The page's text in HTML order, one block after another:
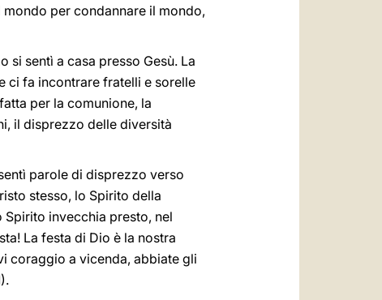
per condannare il mondo,
si sentì a casa presso Gesù. La
ci fa incontrare fratelli e sorelle
per la comunione, la
il disprezzo delle diversità
parole di disprezzo verso
stesso, lo Spirito della
invecchia presto, nel
La festa di Dio è la nostra
coraggio a vicenda, abbiate gli